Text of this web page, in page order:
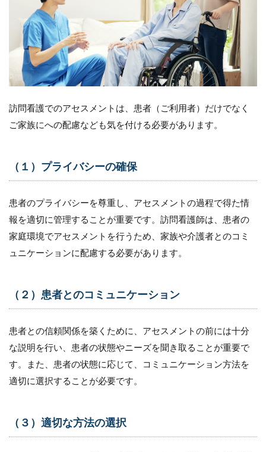
トの注
意ポイ
ント
7.1
（１）
精神的
な状態
7.2
（２）
ポート
の評価
（３）
認知機
価
7.4
なスト
レスの
7.5
（５）
患者の
評価
（３）
住環境
視点で
訪問看護でのアセスメントは、患者（ご利用者）だけでなく
ご家族にへの配慮なども気を付ける必要があります。
（１）プライバシーの確保
患者のプライバシーを尊重し、アセスメントの過程で得た情
報を適切に管理することが重要です。訪問看護師は、患者の
家庭環境でアセスメントを行うため、家族や介護者とのコミ
ュニケーションに配慮する必要があります。
（２）患者とのコミュニケーション
患者との信頼関係を築くために、アセスメントの前には十分
な説明を行い、患者の状態やニーズを聞き取ることが重要で
す。また、患者の状態に応じて、コミュニケーション方法を
適切に選択することが必要です。
（３）適切な方法の選択